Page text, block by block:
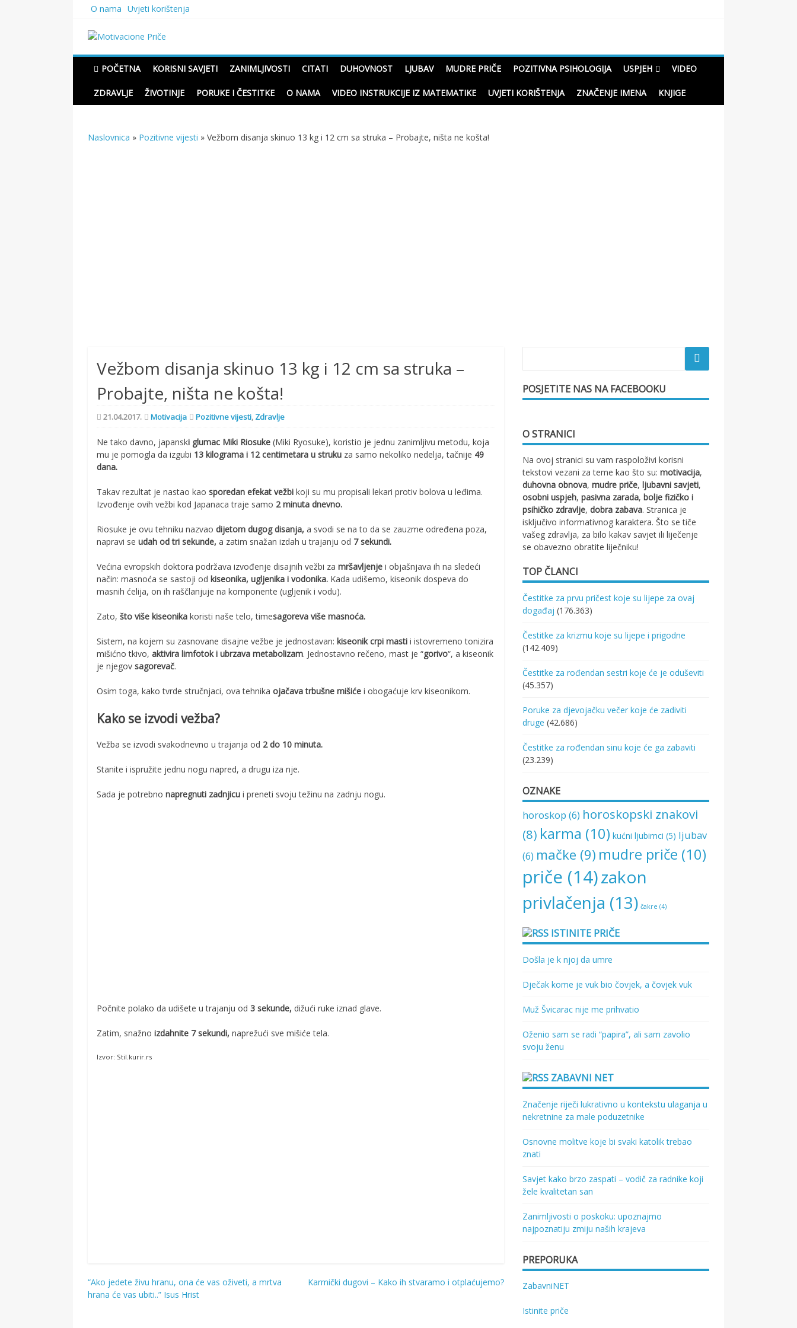
content
O nama Uvjeti korištenja
Motivacione Priče
POČETNA
KORISNI SAVJETI ZANIMLJIVOSTI CITATI DUHOVNOST LJUBAV MUDRE PRIČE POZITIVNA PSIHOLOGIJA USPJEH VIDEO
ZDRAVLJE ŽIVOTINJE PORUKE I ČESTITKE O NAMA VIDEO INSTRUKCIJE IZ MATEMATIKE UVJETI KORIŠTENJA ZNAČENJE IMENA KNJIGE
Naslovnica » Pozitivne vijesti »Vežbom disanja skinuo 13 kg i 12 cm sa struka – Probajte, ništa ne košta!
Vežbom disanja skinuo 13 kg i 12 cm sa struka –
Probajte, ništa ne košta!
21.04.2017. Motivacija Pozitivne vijesti, Zdravlje
Ne tako davno, japanski glumac Miki Riosuke (Miki Ryosuke), koristio je jednu zanimljivu metodu, koja
mu je pomogla da izgubi 13 kilograma i 12 centimetara u struku za samo nekoliko nedelja, tačnije 49
dana.
Takav rezultat je nastao kaosporedan efekat vežbi koji su mu propisali lekari protiv bolova u leđima.
Izvođenje ovih vežbi kod Japanaca traje samo 2 minuta dnevno.
Riosuke je ovu tehniku nazvao dijetom dugog disanja,a svodi se na to da se zauzme određena poza,
napravi seudah od tri sekunde,a zatim snažan izdah u trajanju od 7 sekundi.
Većina evropskih doktora podržava izvođenje disajnih vežbi zamršavljenjei objašnjava ih na sledeći
način: masnoća se sastoji odkiseonika, ugljenika i vodonika. Kada udišemo, kiseonik dospeva do
masnih ćelija, on ih raščlanjuje na komponente (ugljenik i vodu).
Zato,što više kiseonika koristi naše telo, timesagoreva više masnoća.
Sistem, na kojem su zasnovane disajne vežbe je jednostavan: kiseonik crpi mastii istovremeno tonizira
mišićno tkivo, aktivira limfotok i ubrzava metabolizam. Jednostavno rečeno, mast je “gorivo“, a kiseonik
je njegovsagorevač.
Osim toga, kako tvrde stručnjaci, ova tehnikaojačava trbušne mišićei obogaćuje krv kiseonikom.
Kako se izvodi vežba?
Vežba se izvodi svakodnevno u trajanja od 2 do 10 minuta.
Stanite i ispružite jednu nogu napred, a drugu iza nje.
Sada je potrebno napregnuti zadnjicu i preneti svoju težinu na zadnju nogu.
Počnite polako da udišete u trajanju od3 sekunde, dižući ruke iznad glave.
Zatim, snažno izdahnite 7 sekundi, naprežući sve mišiće tela.
Izvor: Stil.kurir.rs
Navigacija
“Ako jedete živu hranu, ona će vas oživeti, a mrtva
hrana će vas ubiti..” Isus Hrist
Karmički dugovi – Kako ih stvaramo i otplaćujemo?
POSJETITE NAS NA FACEBOOKU
O STRANICI
Na ovoj stranici su vam raspoloživi korisni
tekstovi vezani za teme kao što su:motivacija,
duhovna obnova,mudre priče,ljubavni savjeti,
osobni uspjeh,pasivna zarada,bolje fizičko i
psihičko zdravlje,dobra zabava. Stranica je
isključivo informativnog karaktera. Što se tiče
vašeg zdravlja, za bilo kakav savjet ili liječenje
se obavezno obratite liječniku!
TOP ČLANCI
Čestitke za prvu pričest koje su lijepe za ovaj
događaj (176.363)
Čestitke za krizmu koje su lijepe i prigodne
(142.409)
Čestitke za rođendan sestri koje će je oduševiti
(45.357)
Poruke za djevojačku večer koje će zadiviti
druge (42.686)
Čestitke za rođendan sinu koje će ga zabaviti
(23.239)
OZNAKE
horoskop (6) horoskopski znakovi
(8) karma (10) kućni ljubimci (5) ljubav
(6) mačke (9) mudre priče (10)
priče (14)zakon
privlačenja (13) čakre (4)
ISTINITE PRIČE
Došla je k njoj da umre
Dječak kome je vuk bio čovjek, a čovjek vuk
Muž Švicarac nije me prihvatio
Oženio sam se radi “papira”, ali sam zavolio
svoju ženu
ZABAVNI NET
Značenje riječi lukrativno u kontekstu ulaganja u
nekretnine za male poduzetnike
Osnovne molitve koje bi svaki katolik trebao
znati
Savjet kako brzo zaspati – vodič za radnike koji
žele kvalitetan san
Zanimljivosti o poskoku: upoznajmo
najpoznatiju zmiju naših krajeva
PREPORUKA
ZabavniNET
Istinite priče